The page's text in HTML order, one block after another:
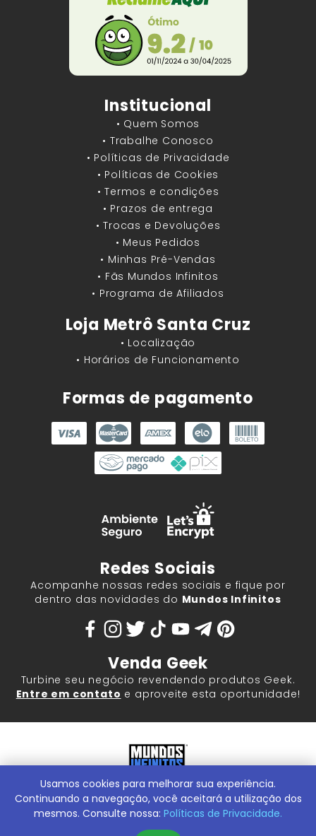
Institucional
• Quem Somos
• Trabalhe Conosco
• Políticas de Privacidade
• Políticas de Cookies
• Termos e condições
• Prazos de entrega
• Trocas e Devoluções
• Meus Pedidos
• Minhas Pré-Vendas
• Fãs Mundos Infinitos
• Programa de Afiliados
Loja Metrô Santa Cruz
• Localização
• Horários de Funcionamento
Formas de pagamento
Redes Sociais
Acompanhe nossas redes sociais e fique por
dentro das novidades do Mundos Infinitos
Venda Geek
Turbine seu negócio revendendo produtos Geek.
Entre em contato e aproveite esta oportunidade!
Mundos Infinitos - Publicações e Geek Store |ContentStuff
Publicações e Assinaturas Ltda. CNPJ - 05.859.917/0001-60.
Conheça nossa Loja Física:Rua Machado Bitencourt, 291 -
Usamos cookies para melhorar sua experiência.
Continuando a navegação, você aceitará a utilização dos
mesmos. Consulte nossa: Políticas de Privacidade.